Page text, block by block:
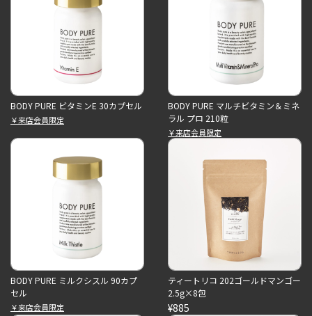
BODY PURE ビタミンE 30カプセル
￥来店会員限定
BODY PURE マルチビタミン＆ミネ
ラル プロ 210粒
￥来店会員限定
BODY PURE ミルクシスル 90カプ
セル
￥来店会員限定
ティートリコ 202ゴールドマンゴー
2.5g×8包
¥885